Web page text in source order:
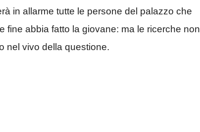
in allarme tutte le persone del palazzo che
fine abbia fatto la giovane: ma le ricerche non
nel vivo della questione.